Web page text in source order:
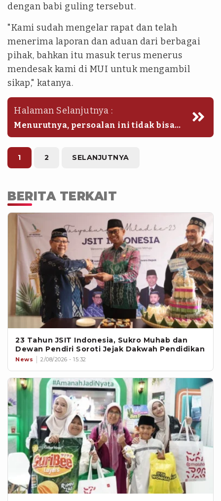
dengan babi guling tersebut.
"Kami sudah mengelar rapat dan telah
menerima laporan dan aduan dari berbagai
pihak, bahkan itu masuk terus menerus
mendesak kami di MUI untuk mengambil
sikap," katanya.
Halaman Selanjutnya :
Menurutnya, persoalan ini tidak bisa
diulur dan bisa menjadi bola liar di
masyarakat. Untuk itu, pihaknya telah
mengambil sikap atas kasus tersebut.
1 2 SELANJUTNYA
BERITA TERKAIT
23 Tahun JSIT Indonesia, Sukro Muhab dan
Dewan Pendiri Soroti Jejak Dakwah Pendidikan
News 2/08/2026 - 15:32